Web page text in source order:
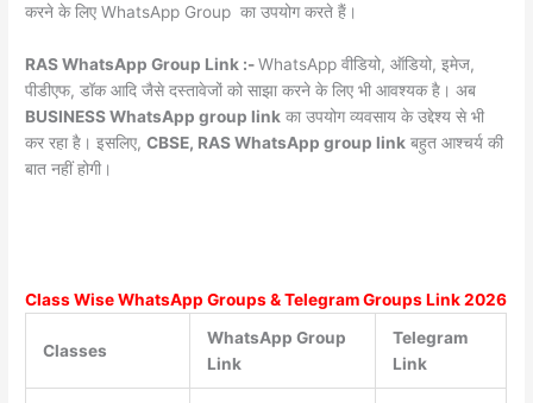
करने के लिए WhatsApp Group का उपयोग करते हैं।
RAS WhatsApp Group Link :-WhatsApp वीडियो, ऑडियो, इमेज,
पीडीएफ, डॉक आदि जैसे दस्तावेजों को साझा करने के लिए भी आवश्यक है। अब
BUSINESS WhatsApp group link का उपयोग व्यवसाय के उद्देश्य से भी
कर रहा है। इसलिए,CBSE, RAS WhatsApp group link बहुत आश्चर्य की
बात नहीं होगी।
Class Wise WhatsApp Groups & Telegram Groups Link 2026
Classes
WhatsApp Group
Link
Telegram
Link